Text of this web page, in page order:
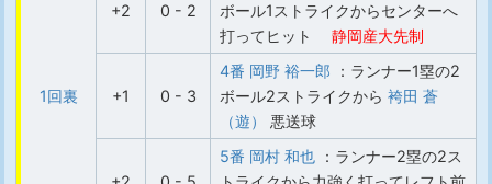
1回裏
+2 0 - 2
ボール1ストライクからセンターへ
打ってヒット
静岡産大先制
+1 0 - 3
4番 岡野 裕一郎 ：ランナー1塁の2
ボール2ストライクから 袴田 蒼
（遊）
悪送球
5番 岡村 和也 ：ランナー2塁の2ス